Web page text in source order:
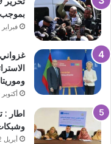
بموجب
فبراير 15, 2025
أكتوبر 9, 2025
اطار :
أبريل 12, 2025